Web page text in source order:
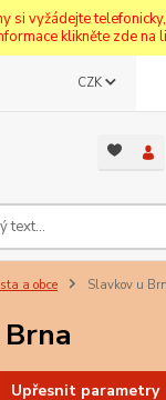
si vyžádejte
klikněte zde na
CZK
a obce Slavkov u
Upřesnit parametry